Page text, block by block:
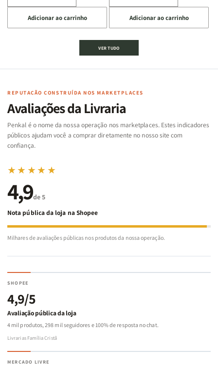
a
quantidade
de
Cartas
Famílias
Bíblia
-
Penkal
a
quantidade
de
Jogo
Cartas
Famílias
da
Bíblia
-
Penkal
Adicionar ao carrinho
a
quantidade
de
Jogo
|
de
a
quantidade
de
|
Adicionar ao carrinho
VER TUDO
REPUTAÇÃO CONSTRUÍDA NOS MARKETPLACES
Avaliações da Livraria
Penkal é o nome da nossa operação nos marketplaces. Estes indicadores
públicos ajudam você a comprar diretamente no nosso site com
confiança.
★★★★★
4,9de 5
Nota pública da loja na Shopee
Milhares de avaliações públicas nos produtos da nossa operação.
SHOPEE
4,9/5
Avaliação pública da loja
4 mil produtos, 298 mil seguidores e 100% de resposta no chat.
Livrarias Família Cristã
MERCADO LIVRE